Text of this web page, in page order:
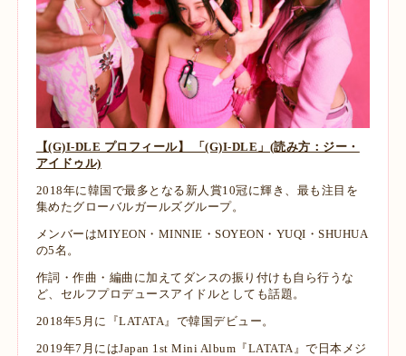
【(G)I-DLE プロフィール】 「(G)I-DLE」(読み方：ジー・
アイドゥル)
2018年に韓国で最多となる新人賞10冠に輝き、最も注目を
集めたグローバルガールズグループ。
メンバーはMIYEON・MINNIE・SOYEON・YUQI・SHUHUA
の5名。
作詞・作曲・編曲に加えてダンスの振り付けも自ら行うな
ど、セルフプロデュースアイドルとしても話題。
2018年5月に『LATATA』で韓国デビュー。
2019年7月にはJapan 1st Mini Album『LATATA』で日本メジ